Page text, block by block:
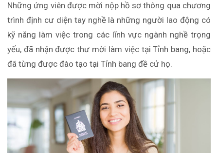
Những ứng viên được mời nộp hồ sơ thông qua chương
trình định cư diện tay nghề là những người lao động có
kỹ năng làm việc trong các lĩnh vực ngành nghề trọng
yếu, đã nhận được thư mời làm việc tại Tỉnh bang, hoặc
đã từng được đào tạo tại Tỉnh bang đề cử họ.